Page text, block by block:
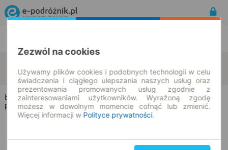
07.08.2026 | -- : --
zmień kryteria
Łady-Borowe → Cieciorki
Rozkład jazdy i bilety
Zezwól na cookies
Używamy plików cookies i podobnych technologii w celu
świadczenia i ciągłego ulepszania naszych usług oraz
prezentowania promowanych usług zgodnie z
zainteresowaniami użytkowników. Wyrażoną zgodę
możesz w dowolnym momencie cofnąć lub zmienić.
Więcej informacji w Polityce prywatności.